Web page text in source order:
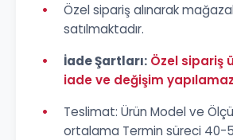
•
Özel sipariş alınarak
satılmaktadır.
•
İade Şartları: Özel sipariş
iade ve değişim
•
Teslimat: Ürün Model ve
ortalama Termin süreci 40-